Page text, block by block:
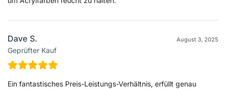
Dave S.
Geprüfter Kauf
August 3, 2025
Ein fantastisches Preis-Leistungs-Verhältnis, erfüllt genau